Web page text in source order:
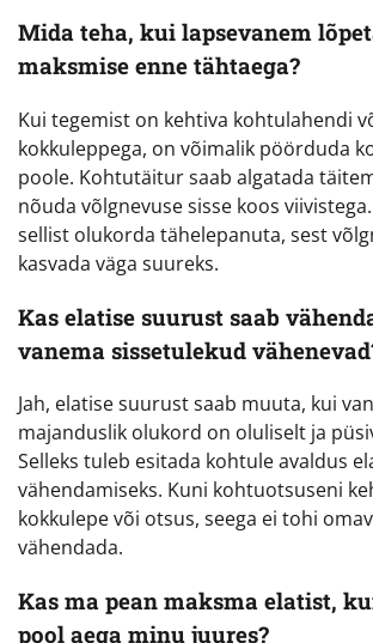
Mida teha, kui lapsevanem
maksmise enne tähtaega?
Kui tegemist on kehtiva kohtulahendi
kokkuleppega, on võimalik pöörduda
poole. Kohtutäitur saab algatada
nõuda võlgnevuse sisse koos
sellist olukorda tähelepanuta, sest
kasvada väga suureks.
Kas elatise suurust saab
vanema sissetulekud
Jah, elatise suurust saab muuta, kui
majanduslik olukord on oluliselt ja
Selleks tuleb esitada kohtule avaldus
vähendamiseks. Kuni kohtuotsuseni
kokkulepe või otsus, seega ei tohi
vähendada.
Kas ma pean maksma elatist,
pool aega minu juures?